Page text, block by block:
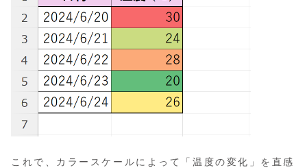
これで、カラースケールによって「温度の変化」を直感